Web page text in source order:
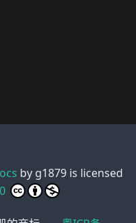
by g1879is licensed